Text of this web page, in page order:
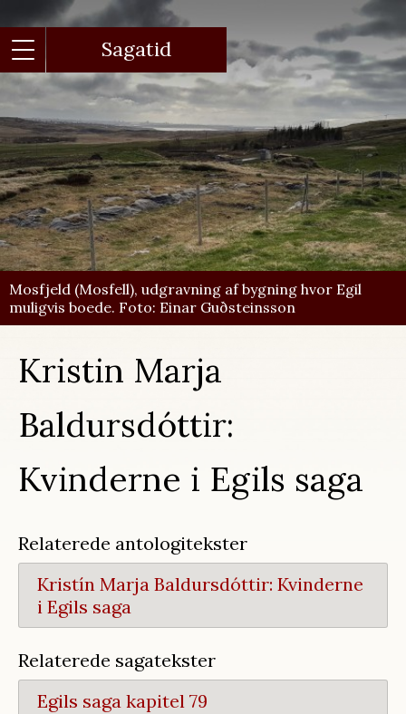
til
hovedindhold
Sagatid
Mosfjeld (Mosfell), udgravning af bygning hvor Egil
muligvis boede. Foto: Einar Guðsteinsson
Kristin Marja
Baldursdóttir:
Kvinderne i Egils saga
Relaterede antologitekster
Kristín Marja Baldursdóttir: Kvinderne
i Egils saga
Relaterede sagatekster
Egils saga kapitel 79